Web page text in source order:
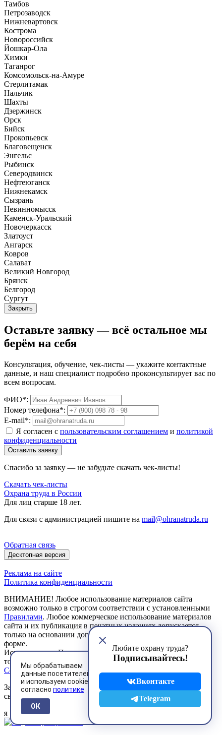
Тамбов
Петрозаводск
Нижневартовск
Кострома
Новороссийск
Йошкар-Ола
Химки
Таганрог
Комсомольск-на-Амуре
Стерлитамак
Нальчик
Шахты
Дзержинск
Орск
Бийск
Прокопьевск
Благовещенск
Энгельс
Рыбинск
Северодвинск
Нефтеюганск
Нижнекамск
Сызрань
Невинномысск
Каменск-Уральский
Новочеркасск
Златоуст
Ангарск
Ковров
Салават
Великий Новгород
Брянск
Белгород
Сургут
Закрыть
Оставьте заявку — всё остальное мы
берём на себя
Консультация, обучение, чек-листы — укажите контактные
данные, и наш специалист подробно проконсультирует вас по
всем вопросам.
ФИО*:
Номер телефона*:
E-mail*:
Я согласен с пользовательским соглашением и политикой
конфиденциальности
Оставить заявку
Спасибо за заявку — не забудьте скачать чек-листы!
Скачать чек-листы
Мы обрабатываем
данные посетителей
и используем cookies
согласно политике
ОК
Любите охрану труда?
Подписывайтесь!
Вконтакте
Telegram
Охрана труда в России
Для лиц старше 18 лет.
Для связи с администрацией пишите на mail@ohranatruda.ru
Обратная связь
Десктопная версия
Реклама на сайте
Политика конфиденциальности
ВНИМАНИЕ! Любое использование материалов сайта
возможно только в строгом соответствии с установленными
Правилами. Любое коммерческое использование материалов
сайта и их публикация в печатных изданиях допускается
только на основании договоров, заключенных в письменной
форме.
Использование Пользователем сервисов сайта возможно
только на условиях, предусмотренныхПользовательским
Соглашением
Зарегистрированное средство массовой информации
свидетельство ЭЛ № ФС 77 - 85134 от 27.04.2023 г.
я